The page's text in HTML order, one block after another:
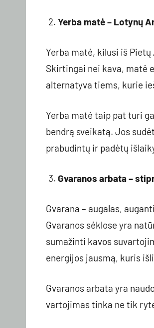
Yerba matė – Lotynų
Yerba matė, kilusi iš
Skirtingai nei kava, matė
alternatyva tiems, kurie
Yerba matė taip pat turi
bendrą sveikatą. Jos
prabudintų ir padėtų
Gvaranos arbata –
Gvarana – augalas,
Gvaranos sėklose yra
sumažinti kavos
energijos jausmą, kuris
Gvaranos arbata yra
vartojimas tinka ne tik